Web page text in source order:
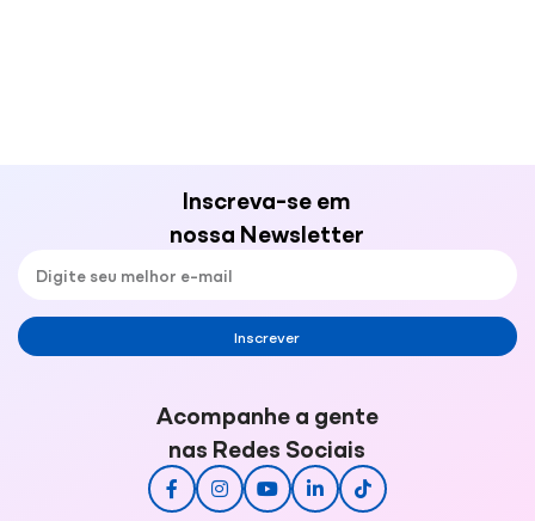
Inscreva-se em
nossa Newsletter
Inscrever
Acompanhe a gente
nas Redes Sociais